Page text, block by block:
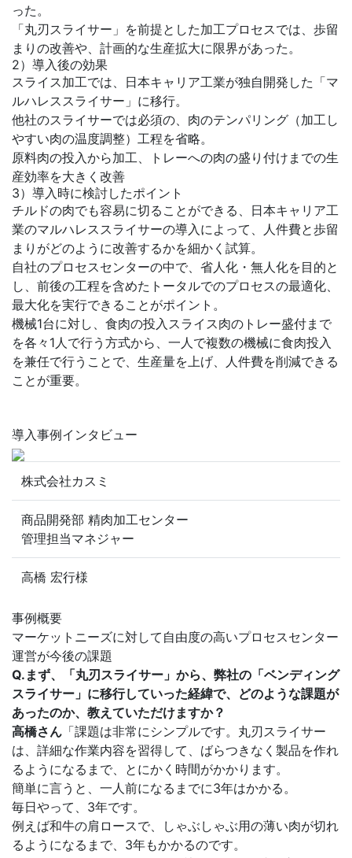
った。
「丸刃スライサー」を前提とした加工プロセスでは、歩留
まりの改善や、計画的な生産拡大に限界があった。
2）導入後の効果
スライス加工では、日本キャリア工業が独自開発した「マ
ルハレススライサー」に移行。
他社のスライサーでは必須の、肉のテンパリング（加工し
やすい肉の温度調整）工程を省略。
原料肉の投入から加工、トレーへの肉の盛り付けまでの生
産効率を大きく改善
3）導入時に検討したポイント
チルドの肉でも容易に切ることができる、日本キャリア工
業のマルハレススライサーの導入によって、人件費と歩留
まりがどのように改善するかを細かく試算。
自社のプロセスセンターの中で、省人化・無人化を目的と
し、前後の工程を含めたトータルでのプロセスの最適化、
最大化を実行できることがポイント。
機械1台に対し、食肉の投入スライス肉のトレー盛付まで
を各々1人で行う方式から、一人で複数の機械に食肉投入
を兼任で行うことで、生産量を上げ、人件費を削減できる
ことが重要。
導入事例インタビュー
株式会社カスミ
商品開発部 精肉加工センター
管理担当マネジャー
高橋 宏行様
事例概要
マーケットニーズに対して自由度の高いプロセスセンター
運営が今後の課題
Q.まず、「丸刃スライサー」から、弊社の「ベンディング
スライサー」に移行していった経緯で、どのような課題が
あったのか、教えていただけますか？
高橋さん 「課題は非常にシンプルです。丸刃スライサー
は、詳細な作業内容を習得して、ばらつきなく製品を作れ
るようになるまで、とにかく時間がかかります。
簡単に言うと、一人前になるまでに3年はかかる。
毎日やって、3年です。
例えば和牛の肩ロースで、しゃぶしゃぶ用の薄い肉が切れ
るようになるまで、3年もかかるのです。